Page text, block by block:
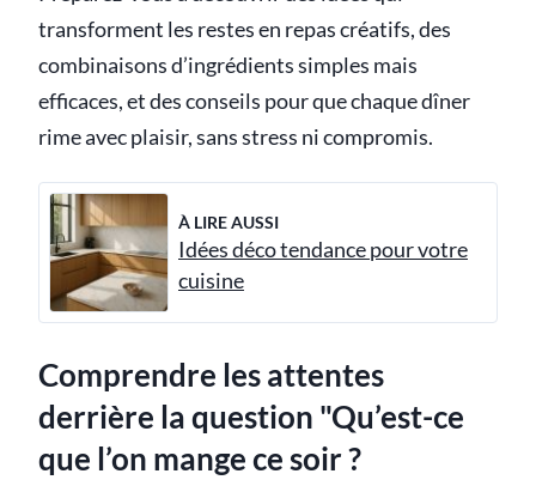
transforment les restes en repas créatifs, des
combinaisons d’ingrédients simples mais
efficaces, et des conseils pour que chaque dîner
rime avec plaisir, sans stress ni compromis.
À LIRE AUSSI
Idées déco tendance pour votre
cuisine
Comprendre les attentes
derrière la question "Qu’est-ce
que l’on mange ce soir ?